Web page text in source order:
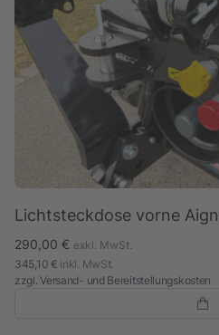
Lichtsteckdose vorne
290,00 € exkl. MwSt.
345,10 € inkl. MwSt.
zzgl.Versand- und Bereitstellungskosten